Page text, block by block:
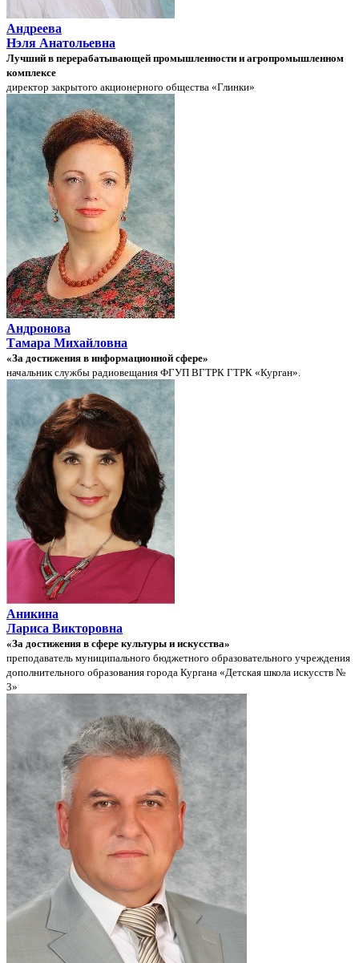
Андреева
Нэля Анатольевна
Лучший в перерабатывающей промышленности и агропромышленном
комплексе
директор закрытого акционерного общества «Глинки»
Андронова
Тамара Михайловна
«За достижения в информационной сфере»
начальник службы радиовещания ФГУП ВГТРК ГТРК «Курган».
Аникина
Лариса Викторовна
«За достижения в сфере культуры и искусства»
преподаватель муниципального бюджетного образовательного учреждения
дополнительного образования города Кургана «Детская школа искусств №
3»